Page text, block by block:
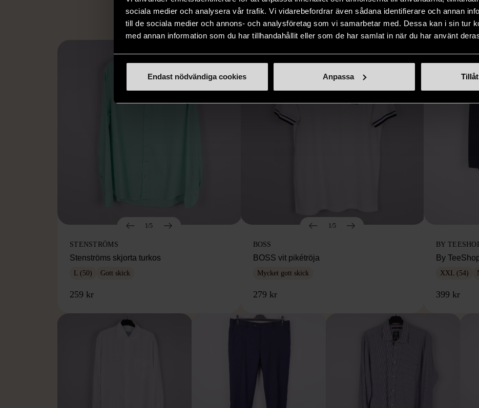
sociala medier och analysera vår trafik. Vi vidarebefordrar även sådana identifierare och annan
till de sociala medier och annons- och analysföretag som vi samarbetar med. Dessa kan i sin tur
med annan information som du har tillhandahållit eller som de har samlat in när du har använt
Endast nödvändiga cookies Anpassa
Hitta produkter som påminner om denna
1/5
STENSTRÖMS
Stenströms skjorta turkos
L (50) Gott skick
259 kr
1/5
BOSS
BOSS vit pikétröja
Mycket gott skick
279 kr
BY
By
XXL (54)
399 kr